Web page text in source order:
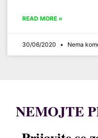
READ MORE »
30/06/2020 Nema
NEMOJTE